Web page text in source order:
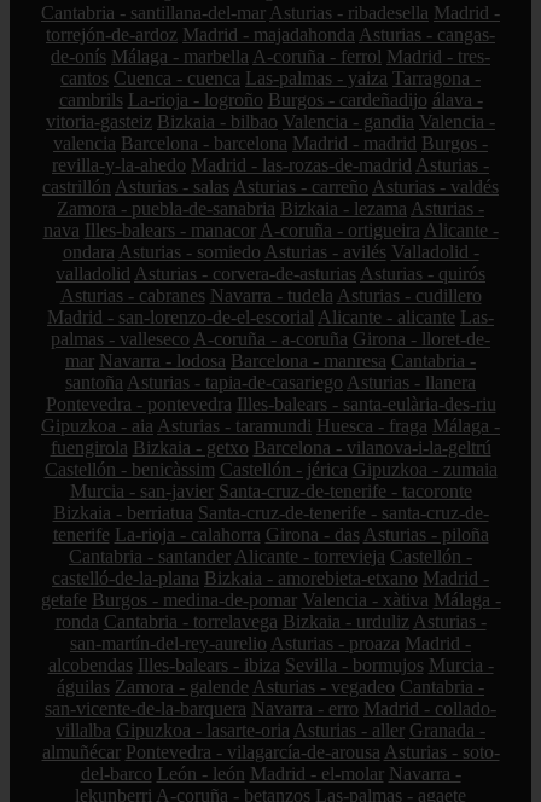
Cantabria - santillana-del-mar Asturias - ribadesella Madrid -
torrejón-de-ardoz Madrid - majadahonda Asturias - cangas-
de-onís Málaga - marbella A-coruña - ferrol Madrid - tres-
cantos Cuenca - cuenca Las-palmas - yaiza Tarragona -
cambrils La-rioja - logroño Burgos - cardeñadijo álava -
vitoria-gasteiz Bizkaia - bilbao Valencia - gandia Valencia -
valencia Barcelona - barcelona Madrid - madrid Burgos -
revilla-y-la-ahedo Madrid - las-rozas-de-madrid Asturias -
castrillón Asturias - salas Asturias - carreño Asturias - valdés
Zamora - puebla-de-sanabria Bizkaia - lezama Asturias -
nava Illes-balears - manacor A-coruña - ortigueira Alicante -
ondara Asturias - somiedo Asturias - avilés Valladolid -
valladolid Asturias - corvera-de-asturias Asturias - quirós
Asturias - cabranes Navarra - tudela Asturias - cudillero
Madrid - san-lorenzo-de-el-escorial Alicante - alicante Las-
palmas - valleseco A-coruña - a-coruña Girona - lloret-de-
mar Navarra - lodosa Barcelona - manresa Cantabria -
santoña Asturias - tapia-de-casariego Asturias - llanera
Pontevedra - pontevedra Illes-balears - santa-eulària-des-riu
Gipuzkoa - aia Asturias - taramundi Huesca - fraga Málaga -
fuengirola Bizkaia - getxo Barcelona - vilanova-i-la-geltrú
Castellón - benicàssim Castellón - jérica Gipuzkoa - zumaia
Murcia - san-javier Santa-cruz-de-tenerife - tacoronte
Bizkaia - berriatua Santa-cruz-de-tenerife - santa-cruz-de-
tenerife La-rioja - calahorra Girona - das Asturias - piloña
Cantabria - santander Alicante - torrevieja Castellón -
castelló-de-la-plana Bizkaia - amorebieta-etxano Madrid -
getafe Burgos - medina-de-pomar Valencia - xàtiva Málaga -
ronda Cantabria - torrelavega Bizkaia - urduliz Asturias -
san-martín-del-rey-aurelio Asturias - proaza Madrid -
alcobendas Illes-balears - ibiza Sevilla - bormujos Murcia -
águilas Zamora - galende Asturias - vegadeo Cantabria -
san-vicente-de-la-barquera Navarra - erro Madrid - collado-
villalba Gipuzkoa - lasarte-oria Asturias - aller Granada -
almuñécar Pontevedra - vilagarcía-de-arousa Asturias - soto-
del-barco León - león Madrid - el-molar Navarra -
lekunberri A-coruña - betanzos Las-palmas - agaete